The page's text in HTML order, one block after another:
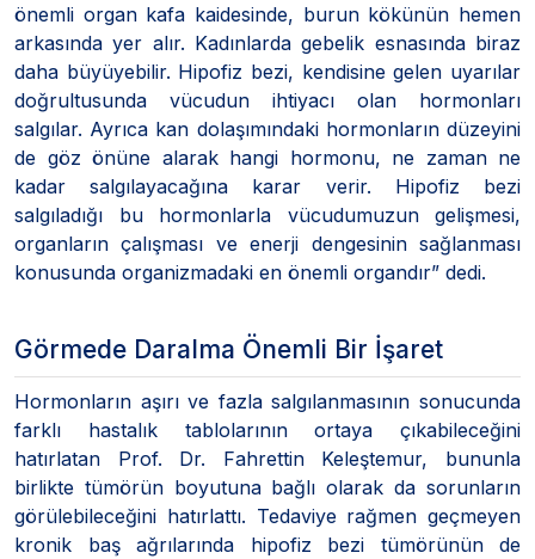
önemli organ kafa kaidesinde, burun kökünün hemen
arkasında yer alır. Kadınlarda gebelik esnasında biraz
daha büyüyebilir. Hipofiz bezi, kendisine gelen uyarılar
doğrultusunda vücudun ihtiyacı olan hormonları
salgılar. Ayrıca kan dolaşımındaki hormonların düzeyini
de göz önüne alarak hangi hormonu, ne zaman ne
kadar salgılayacağına karar verir. Hipofiz bezi
salgıladığı bu hormonlarla vücudumuzun gelişmesi,
organların çalışması ve enerji dengesinin sağlanması
konusunda organizmadaki en önemli organdır” dedi.
Görmede Daralma Önemli Bir İşaret
Hormonların aşırı ve fazla salgılanmasının sonucunda
farklı hastalık tablolarının ortaya çıkabileceğini
hatırlatan Prof. Dr. Fahrettin Keleştemur, bununla
birlikte tümörün boyutuna bağlı olarak da sorunların
görülebileceğini hatırlattı. Tedaviye rağmen geçmeyen
kronik baş ağrılarında hipofiz bezi tümörünün de